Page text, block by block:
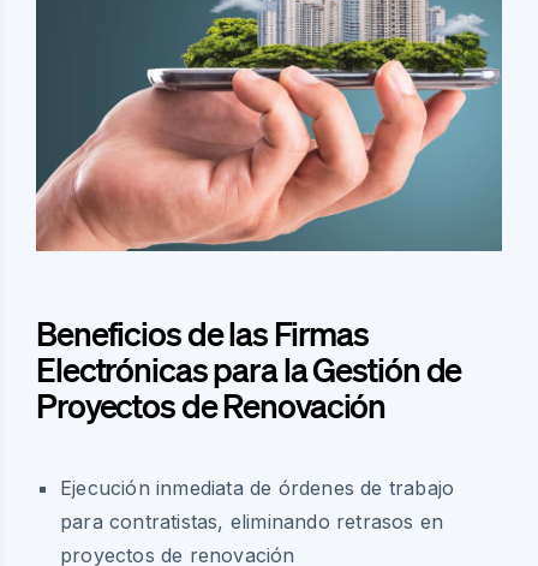
Beneficios de las Firmas
Electrónicas para la Gestión de
Proyectos de Renovación
Ejecución inmediata de órdenes de trabajo
para contratistas, eliminando retrasos en
proyectos de renovación